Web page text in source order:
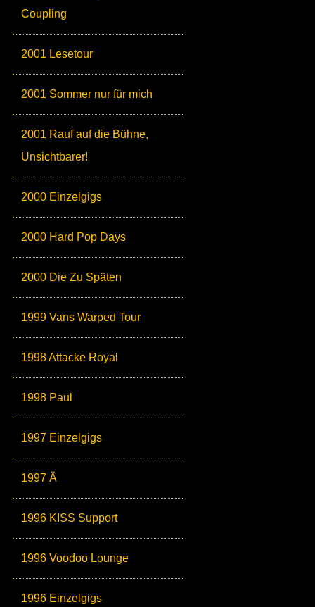
Coupling
2001 Lesetour
2001 Sommer nur für mich
2001 Rauf auf die Bühne,
Unsichtbarer!
2000 Einzelgigs
2000 Hard Pop Days
2000 Die Zu Späten
1999 Vans Warped Tour
1998 Attacke Royal
1998 Paul
1997 Einzelgigs
1997 Ä
1996 KISS Support
1996 Voodoo Lounge
1996 Einzelgigs